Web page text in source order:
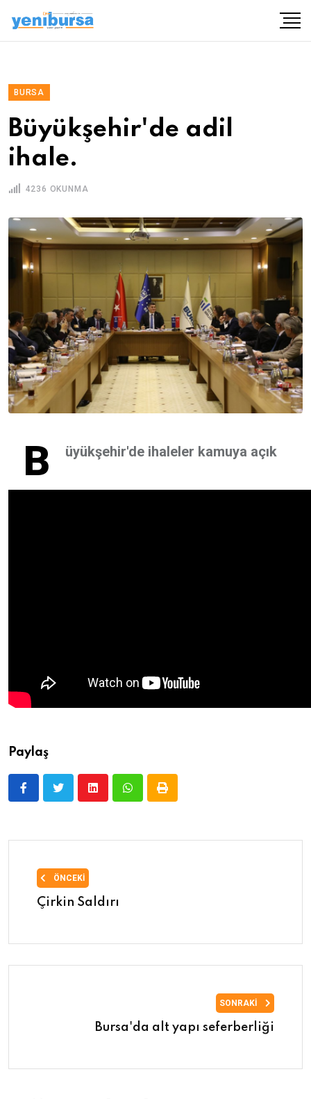
BURSA
Büyükşehir'de adil
ihale.
4236 OKUNMA
B üyükşehir'de ihaleler kamuya açık
Paylaş
ÖNCEKI
Çirkin Saldırı
SONRAKI
Bursa'da alt yapı seferberliği